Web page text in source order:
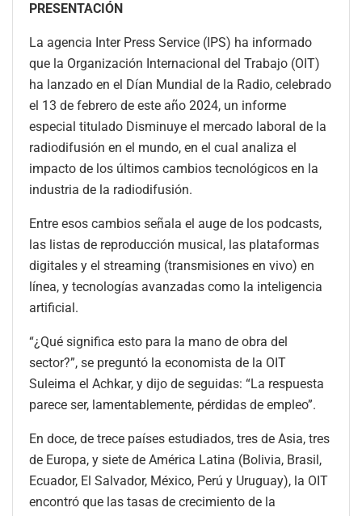
PRESENTACIÓN
La agencia Inter Press Service (IPS) ha informado
que la Organización Internacional del Trabajo (OIT)
ha lanzado en el Dían Mundial de la Radio, celebrado
el 13 de febrero de este año 2024, un informe
especial titulado Disminuye el mercado laboral de la
radiodifusión en el mundo, en el cual analiza el
impacto de los últimos cambios tecnológicos en la
industria de la radiodifusión.
Entre esos cambios señala el auge de los podcasts,
las listas de reproducción musical, las plataformas
digitales y el streaming (transmisiones en vivo) en
línea, y tecnologías avanzadas como la inteligencia
artificial.
“¿Qué significa esto para la mano de obra del
sector?”, se preguntó la economista de la OIT
Suleima el Achkar, y dijo de seguidas: “La respuesta
parece ser, lamentablemente, pérdidas de empleo”.
En doce, de trece países estudiados, tres de Asia, tres
de Europa, y siete de América Latina (Bolivia, Brasil,
Ecuador, El Salvador, México, Perú y Uruguay), la OIT
encontró que las tasas de crecimiento de la